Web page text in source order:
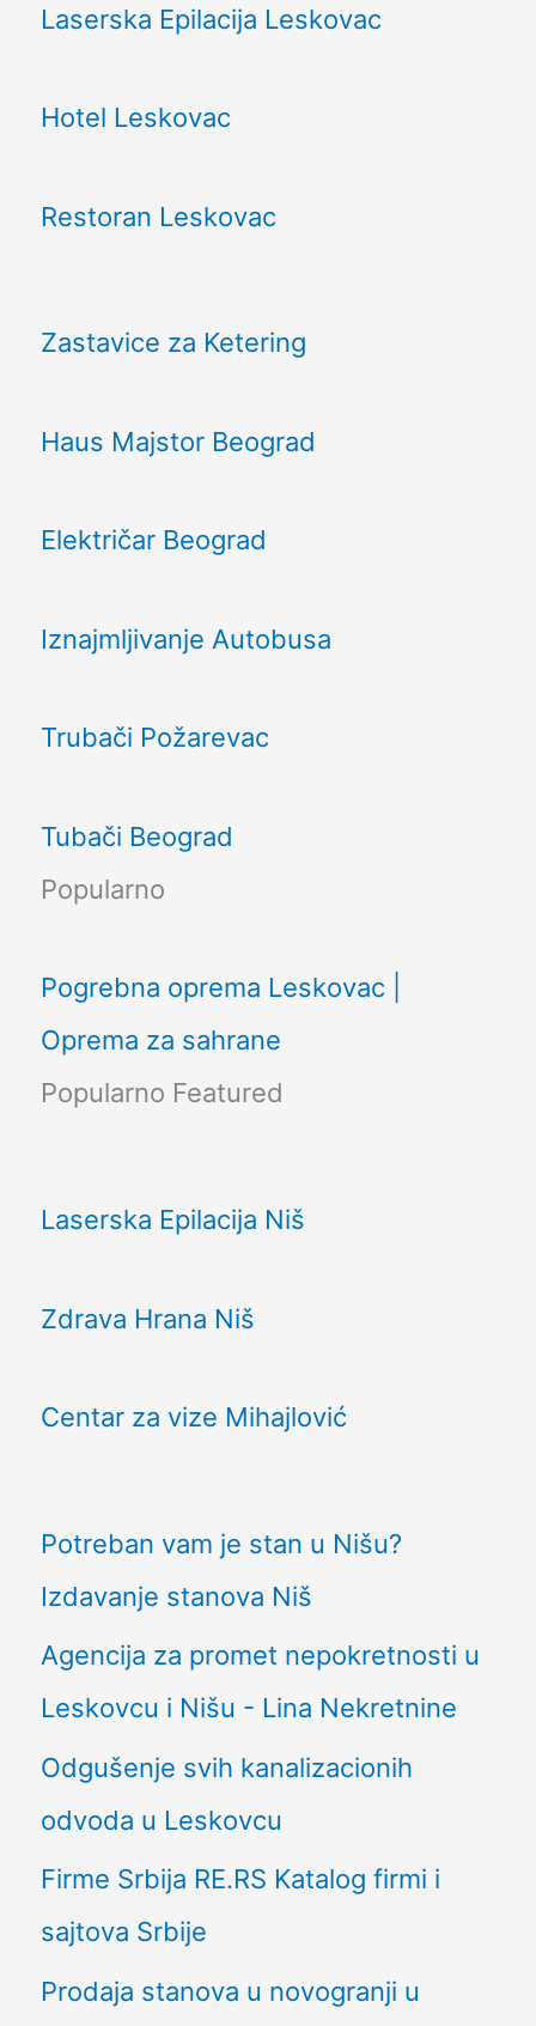
Laserska Epilacija Leskovac
Hotel Leskovac
Restoran Leskovac
Zastavice za Ketering
Haus Majstor Beograd
Električar Beograd
Iznajmljivanje Autobusa
Trubači Požarevac
Tubači Beograd
Popularno
Pogrebna oprema Leskovac |
Oprema za sahrane
Popularno Featured
Laserska Epilacija Niš
Zdrava Hrana Niš
Centar za vize Mihajlović
Potreban vam je stan u Nišu?
Izdavanje stanova Niš
Agencija za promet nepokretnosti u
Leskovcu i Nišu - Lina Nekretnine
Odgušenje svih kanalizacionih
odvoda u Leskovcu
Firme Srbija RE.RS Katalog firmi i
sajtova Srbije
Prodaja stanova u novogranji u